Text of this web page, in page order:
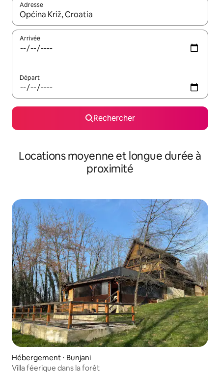
Adresse
Lorsque les résultats s'affichent, utilisez les flèches vers le
Arrivée
Départ
Rechercher
Locations moyenne et longue durée à
proximité
Hébergement ⋅ Bunjani
Villa féerique dans la forêt